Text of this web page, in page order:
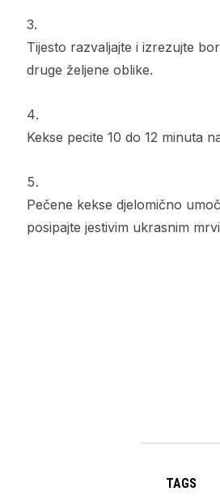
Tijesto razvaljajte i izrezujte
druge željene oblike.
Kekse pecite 10 do 12 minuta
Pečene kekse djelomično
posipajte jestivim ukrasnim
TAGS